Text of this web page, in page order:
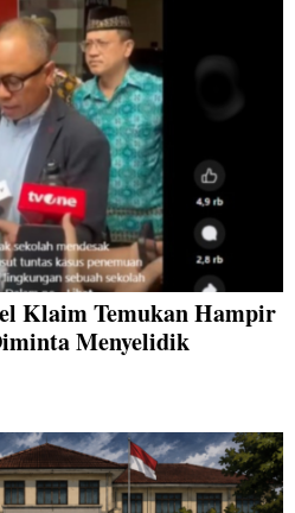
Klaim Temukan Hampir
Menyelidik